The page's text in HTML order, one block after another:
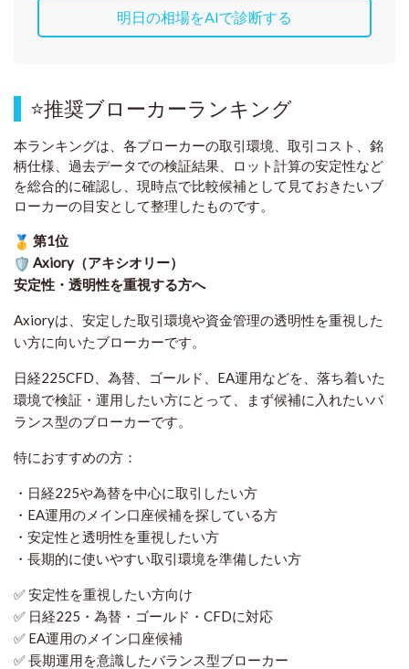
明日の相場をAIで診断する
⭐推奨ブローカーランキング
本ランキングは、各ブローカーの取引環境、取引コスト、銘
柄仕様、過去データでの検証結果、ロット計算の安定性など
を総合的に確認し、現時点で比較候補として見ておきたいブ
ローカーの目安として整理したものです。
第1位
Axiory（アキシオリー）
安定性・透明性を重視する方へ
Axioryは、安定した取引環境や資金管理の透明性を重視した
い方に向いたブローカーです。
日経225CFD、為替、ゴールド、EA運用などを、落ち着いた
環境で検証・運用したい方にとって、まず候補に入れたいバ
ランス型のブローカーです。
特におすすめの方：
・日経225や為替を中心に取引したい方
・EA運用のメイン口座候補を探している方
・安定性と透明性を重視したい方
・長期的に使いやすい取引環境を準備したい方
✅ 安定性を重視したい方向け
✅ 日経225・為替・ゴールド・CFDに対応
✅ EA運用のメイン口座候補
✅ 長期運用を意識したバランス型ブローカー